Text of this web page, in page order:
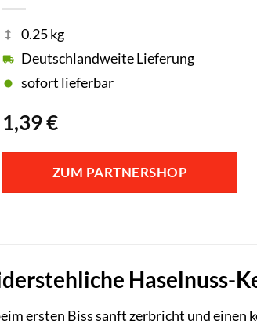
1,39€
0.25 kg
Deutschlandweite Lieferung
sofort lieferbar
ZUM PARTNERSHOP
Haselnuss-
ersten Biss sanft zerbricht und